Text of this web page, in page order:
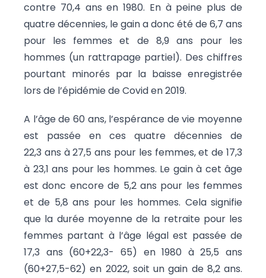
contre 70,4 ans en 1980. En à peine plus de
quatre décennies, le gain a donc été de 6,7 ans
pour les femmes et de 8,9 ans pour les
hommes (un rattrapage partiel). Des chiffres
pourtant minorés par la baisse enregistrée
lors de l’épidémie de Covid en 2019.
A l’âge de 60 ans, l’espérance de vie moyenne
est passée en ces quatre décennies de
22,3 ans à 27,5 ans pour les femmes, et de 17,3
à 23,1 ans pour les hommes. Le gain à cet âge
est donc encore de 5,2 ans pour les femmes
et de 5,8 ans pour les hommes. Cela signifie
que la durée moyenne de la retraite pour les
femmes partant à l’âge légal est passée de
17,3 ans (60+22,3- 65) en 1980 à 25,5 ans
(60+27,5-62) en 2022, soit un gain de 8,2 ans.